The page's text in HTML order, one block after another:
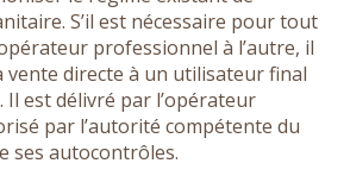
S’il est nécessaire pour tout
professionnel à l’autre, il
vente directe à un utilisateur final
est délivré par l’opérateur
par l’autorité compétente du
ses autocontrôles.